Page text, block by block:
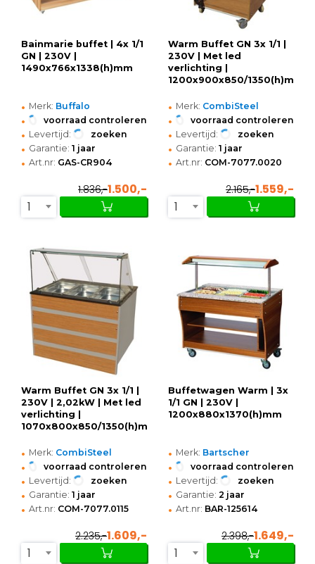
Bainmarie buffet | 4x 1/1
GN | 230V |
1490x766x1338(h)mm
• Merk: Buffalo
• voorraad controleren
• Levertijd: zoeken
• Garantie: 1 jaar
• Art.nr: GAS-CR904
1.836,-1.500,-
1
Warm Buffet GN 3x 1/1 |
230V | Met led
verlichting |
1200x900x850/1350(h)mm
• Merk: CombiSteel
• voorraad controleren
• Levertijd: zoeken
• Garantie: 1 jaar
• Art.nr: COM-7077.0020
2.165,-1.559,-
1
Warm Buffet GN 3x 1/1 |
230V | 2,02kW | Met led
verlichting |
1070x800x850/1350(h)mm
• Merk: CombiSteel
• voorraad controleren
• Levertijd: zoeken
• Garantie: 1 jaar
• Art.nr: COM-7077.0115
2.235,-1.609,-
1
Buffetwagen Warm | 3x
1/1 GN | 230V |
1200x880x1370(h)mm
• Merk: Bartscher
• voorraad controleren
• Levertijd: zoeken
• Garantie: 2 jaar
• Art.nr: BAR-125614
2.398,-1.649,-
1